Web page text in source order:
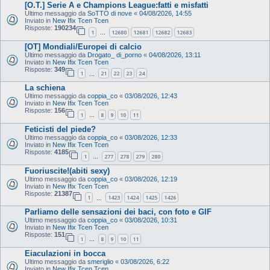
[O.T.] Serie A e Champions League:fatti e misfatti
Ultimo messaggio da SoTTO di nove « 04/08/2026, 14:55
Inviato in New Ifix Tcen Tcen
Risposte: 190234
1 … 12680 12681 12682 12683
[OT] Mondiali/Europei di calcio
Ultimo messaggio da Drogato_ di_porno « 04/08/2026, 13:11
Inviato in New Ifix Tcen Tcen
Risposte: 349
1 21 22 23 24
La schiena
Ultimo messaggio da coppia_co « 03/08/2026, 12:43
Inviato in New Ifix Tcen Tcen
Risposte: 156
1 … 8 9 10 11
Feticisti del piede?
Ultimo messaggio da coppia_co « 03/08/2026, 12:33
Inviato in New Ifix Tcen Tcen
Risposte: 4185
1 … 277 278 279 280
Fuoriuscite!(abiti sexy)
Ultimo messaggio da coppia_co « 03/08/2026, 12:19
Inviato in New Ifix Tcen Tcen
Risposte: 21387
1 1423 1424 1425 1426
Parliamo delle sensazioni dei baci, con foto e GIF
Ultimo messaggio da coppia_co « 03/08/2026, 10:31
Inviato in New Ifix Tcen Tcen
Risposte: 151
1 … 8 9 10 11
Eiaculazioni in bocca
Ultimo messaggio da smeriglio « 03/08/2026, 6:22